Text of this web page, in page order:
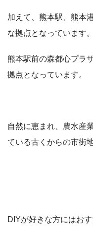
加えて、熊本駅、熊本
な拠点となっています。
熊本駅前の森都心プラ
拠点となっています。
自然に恵まれ、農水産
ている古くからの市街
DIYが好きな方にはおす